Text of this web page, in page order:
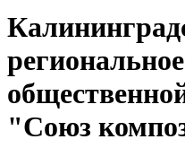
"Союз